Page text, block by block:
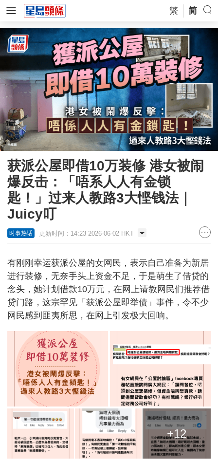
繁 简
获派公屋即借10万装修 港女被闹
爆反击：「唔系人人有金锁
匙！」过来人教路3大悭钱法｜
Juicy叮
时事热话 更新时间：14:23 2026-06-02 HKT
有刚刚幸运获派公屋的女网民，表示自己准备为新居
进行装修，无奈手头上资金不足，于是萌生了借贷的
念头，她计划借款10万元，在网上请教网民们推荐借
贷门路，这宗罕见「获派公屋即举债」事件，令不少
网民感到匪夷所思，在网上引发极大回响。
+12